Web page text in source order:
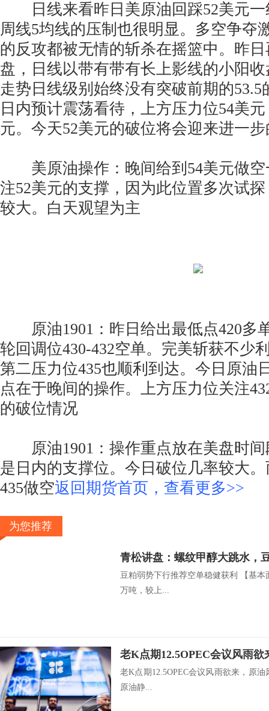
日线来看昨日美原油回踩52美元一
周线5均线的压制也很明显。多空争夺
的反攻都被无情的斩杀在摇篮中。昨
盘，日线以带有带有长上影线的小阳
走势日线级别始终没有突破前期的53.5
日内预计震荡看待，上方压力位54美
元。今天52美元的破位将会迎来进一
美原油操作：晚间给到54美元做空
注52美元的支撑，因为此位置多次试
较大。白天观望为主
原油1901：昨日给出最低点420多
轮回调位430-432空单。完美斩获不少
第二压力位435也顺利到达。今日原油
点在于晚间的操作。上方压力位关注
的破位情况
原油1901：操作重点放在美盘时间
是日内的支撑位。今日破位几率较大
435做空返回期货首页，查看更多>>
为您推荐
青松讲盘：螺纹甲醇大跳水，
豆粕弱势下行推荐空单稳健获利 【基本
万吨，较上...
老K点期12.5OPEC会议风雨
老K点期12.5OPEC会议风雨欲来，原
原油静...